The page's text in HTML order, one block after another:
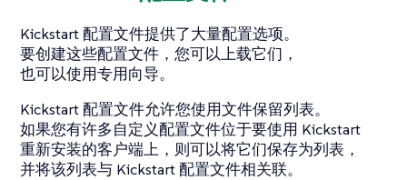
Kickstart 配置文件提供了大量配置选项。
要创建这些配置文件，您可以上载它们，
也可以使用专用向导。
Kickstart 配置文件允许您使用文件保留列表。
如果您有许多自定义配置文件位于要使用 Kickstart
重新安装的客户端上，则可以将它们保存为列表，
并将该列表与 Kickstart 配置文件相关联。